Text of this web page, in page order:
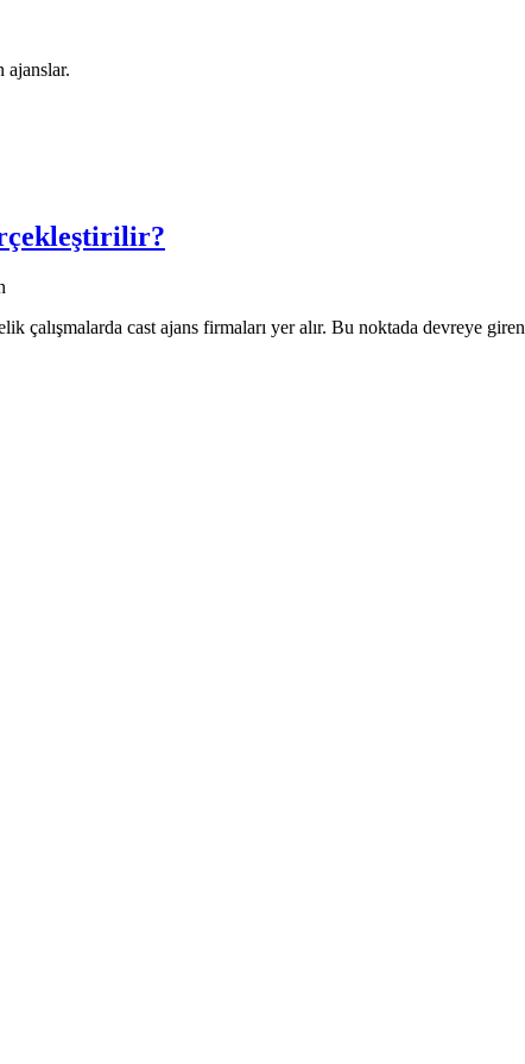
ajanslar.
çalışmalarda cast ajans firmaları yer alır. Bu noktada devreye giren